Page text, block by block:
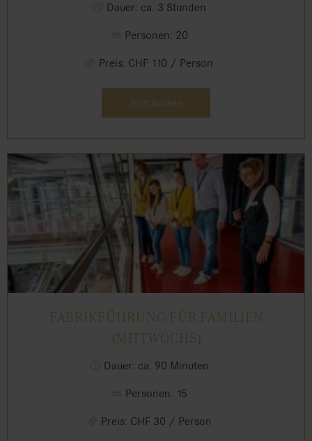
Dauer: ca. 3 Stunden
Personen: 20
Preis: CHF 110 / Person
Jetzt buchen
FABRIKFÜHRUNG FÜR FAMILIEN
(MITTWOCHS)
Dauer: ca. 90 Minuten
Personen: 15
Preis: CHF 30 / Person